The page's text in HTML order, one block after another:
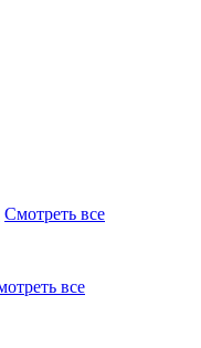
Смотреть все
все